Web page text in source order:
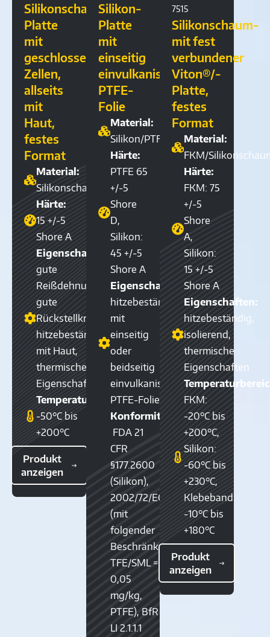
Silikonschaum-
Platte
mit
geschlossenen
Zellen,
allseits
mit
Haut,
festes
Format
Material:
Silikonschaum
Härte:
15 +/-5
Shore A
Eigenschaften:
gute
Reißdehnung,
gute
Rückstellkraft,
hitzebeständig,
mit Haut,
thermische
Eigenschaften
Temperaturbereich:
-50°C bis
+200°C
Produkt
anzeigen
Silikon-
Platte
mit
einseitig
einvulkanisierter
PTFE-
Folie
Material:
Silikon/PTFE
Härte:
PTFE 65
+/-5
Shore
D,
Silikon:
45 +/-5
Shore A
Eigenschaften:
hitzebeständig,
mit
einseitig
oder
beidseitig
einvulkanisierter
PTFE-Folie
Konformität:
FDA 21
CFR
§177.2600
(Silikon),
2002/72/EG
(mit
folgender
Beschränkung
TFE/SML =
0,05
mg/kg,
PTFE), BfR
LI 2.1.1.1
7515
Silikonschaum-
mit fest
verbundener
Viton®/-
Platte,
festes
Format
Material:
FKM/
Härte:
FKM: 75
+/-5
Shore
A,
Silikon:
15 +/-5
Shore A
Eigenschaften:
hitzebeständig,
isolierend,
thermische
Eigenschaften
FKM:
-20°C bis
+200°C,
Silikon:
-60°C bis
+230°C,
Klebeband:
-10°C bis
+180°C
Produkt
anzeigen